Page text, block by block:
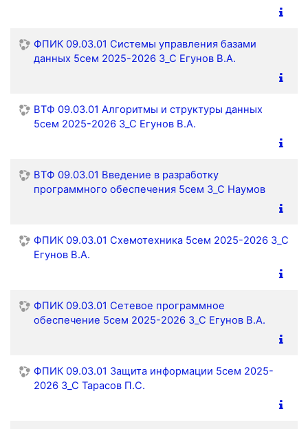
ФПИК 09.03.01 Системы управления базами
данных 5сем 2025-2026 З_С Егунов В.А.
ВТФ 09.03.01 Алгоритмы и структуры данных
5сем 2025-2026 З_С Егунов В.А.
ВТФ 09.03.01 Введение в разработку
программного обеспечения 5сем З_С Наумов
ФПИК 09.03.01 Схемотехника 5сем 2025-2026 З_С
Егунов В.А.
ФПИК 09.03.01 Сетевое программное
обеспечение 5сем 2025-2026 З_С Егунов В.А.
ФПИК 09.03.01 Защита информации 5сем 2025-
2026 З_С Тарасов П.С.